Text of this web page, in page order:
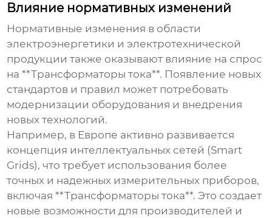
Влияние нормативных изменений
Нормативные изменения в области
электроэнергетики и электротехнической
продукции также оказывают влияние на спрос
на **Трансформаторы тока**. Появление новых
стандартов и правил может потребовать
модернизации оборудования и внедрения
новых технологий.
Например, в Европе активно развивается
концепция интеллектуальных сетей (Smart
Grids), что требует использования более
точных и надежных измерительных приборов,
включая **Трансформаторы тока**. Это создает
новые возможности для производителей и